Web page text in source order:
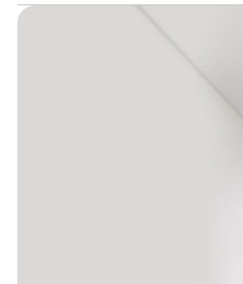
如果您已經了解了有關葉輪
確定這種類型的風速計是符
在選型時，儀器的處理和功
非常重要的因素，搞定這些